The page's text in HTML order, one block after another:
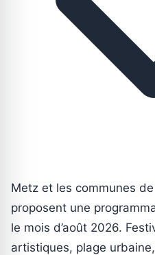
Metz et les communes de
proposent une
le mois d’août 2026.
artistiques, plage